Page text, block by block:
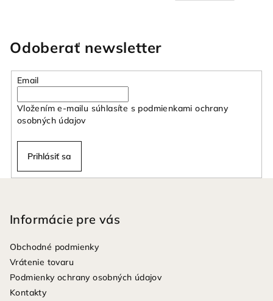
Odoberať newsletter
Email
Vložením e-mailu súhlasíte s podmienkami ochrany
osobných údajov
Prihlásiť sa
Informácie pre vás
Obchodné podmienky
Vrátenie tovaru
Podmienky ochrany osobných údajov
Kontakty